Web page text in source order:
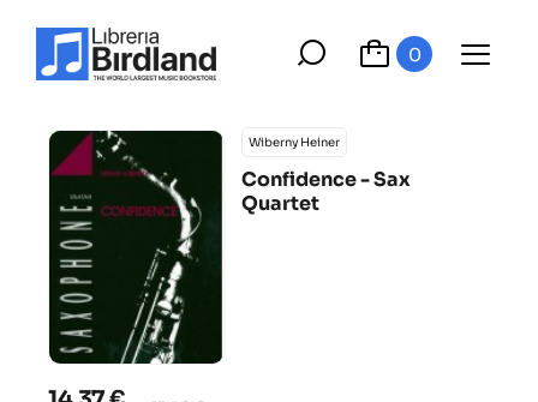
0
Wiberny Heiner
Confidence - Sax
Quartet